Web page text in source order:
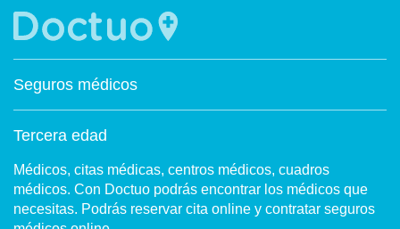
Seguros médicos
Tercera edad
Médicos, citas médicas, centros médicos, cuadros
médicos. Con Doctuo podrás encontrar los médicos que
necesitas. Podrás reservar cita online y contratar seguros